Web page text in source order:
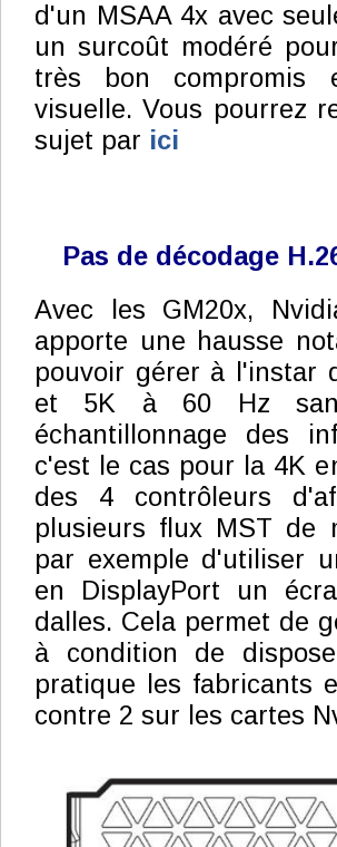
d'un MSAA 4x avec
un surcoût modéré
très bon compromis
visuelle. Vous pourrez
sujet par ici
Pas de décodage
Avec les GM20x,
apporte une hausse
pouvoir gérer à l'instar
et 5K à 60 Hz
échantillonnage des
c'est le cas pour la 4K
des 4 contrôleurs
plusieurs flux MST de
par exemple d'utiliser
en DisplayPort un
dalles. Cela permet de
à condition de
pratique les fabricants
contre 2 sur les cartes